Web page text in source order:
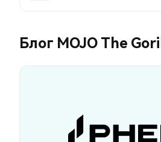
Блог MOJO The